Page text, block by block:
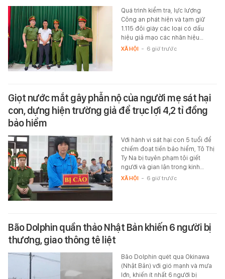
Quá trình kiểm tra, lực lượng
Công an phát hiện và tạm giữ
1.115 đôi giày các loại có dấu
hiệu giả mạo các nhãn hiệu…
XÃ HỘI - 6 giờ trước
Giọt nước mắt gây phẫn nộ của người mẹ sát hại
con, dựng hiện trường giả để trục lợi 4,2 tỉ đồng
bảo hiểm
Với hành vi sát hại con 5 tuổi để
chiếm đoạt tiền bảo hiểm, Tô Thị
Ty Na bị tuyên phạm tội giết
người và gian lận trong kinh…
XÃ HỘI - 6 giờ trước
Bão Dolphin quần thảo Nhật Bản khiến 6 người bị
thương, giao thông tê liệt
Bão Dolphin quét qua Okinawa
(Nhật Bản) với gió mạnh và mưa
lớn, khiến ít nhất 6 người bị